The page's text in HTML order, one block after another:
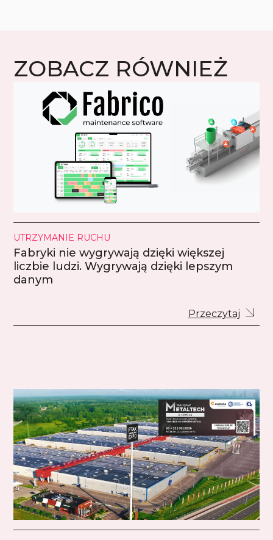
ZOBACZ RÓWNIEŻ
UTRZYMANIE RUCHU
Fabryki nie wygrywają dzięki większej
liczbie ludzi. Wygrywają dzięki lepszym
danym
Przeczytaj